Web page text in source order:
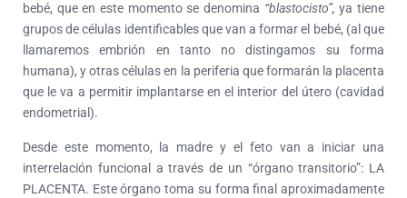
bebé, que en este momento se denomina “blastocisto”, ya tiene
grupos de células identificables que van a formar el bebé, (al que
llamaremos embrión en tanto no distingamos su forma
humana), y otras células en la periferia que formarán la placenta
que le va a permitir implantarse en el interior del útero (cavidad
endometrial).
Desde este momento, la madre y el feto van a iniciar una
interrelación funcional a través de un “órgano transitorio”: LA
PLACENTA. Este órgano toma su forma final aproximadamente